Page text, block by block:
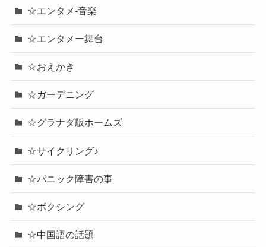
☆エンタメ-音楽
☆エンタメー舞台
☆おえかき
☆ガーデニング
☆グラナダ版ホームズ
☆サイクリング♪
☆パニック障害の事
☆ボクシング
☆中国語の話題